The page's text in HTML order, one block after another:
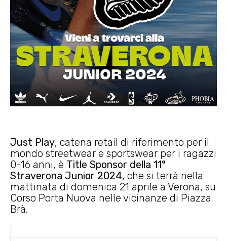
Just Play, catena retail di riferimento per il
mondo streetwear e sportswear per i ragazzi
0-16 anni, è Title Sponsor della 11°
Straverona Junior 2024, che si terrà nella
mattinata di domenica 21 aprile a Verona, su
Corso Porta Nuova nelle vicinanze di Piazza
Brà.